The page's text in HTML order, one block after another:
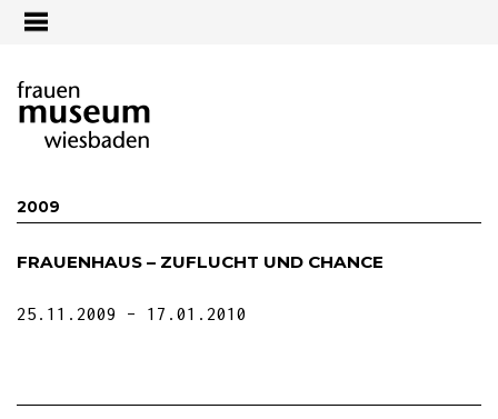
2009
FRAUENHAUS – ZUFLUCHT UND CHANCE
25.11.2009 17.01.2010